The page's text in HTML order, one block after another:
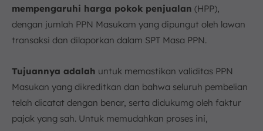
mempengaruhi harga pokok penjualan (HPP),
dengan jumlah PPN Masukam yang dipungut oleh lawan
transaksi dan dilaporkan dalam SPT Masa PPN.
Tujuannya adalah untuk memastikan validitas PPN
Masukan yang dikreditkan dan bahwa seluruh pembelian
telah dicatat dengan benar, serta didukumg oleh faktur
pajak yang sah. Untuk memudahkan proses ini,